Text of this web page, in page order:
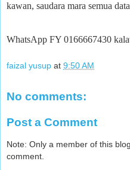
kawan, saudara mara semua
WhatsApp FY 0166667430
faizal yusup at 9:50 AM
No comments:
Post a Comment
Note: Only a member of this
comment.